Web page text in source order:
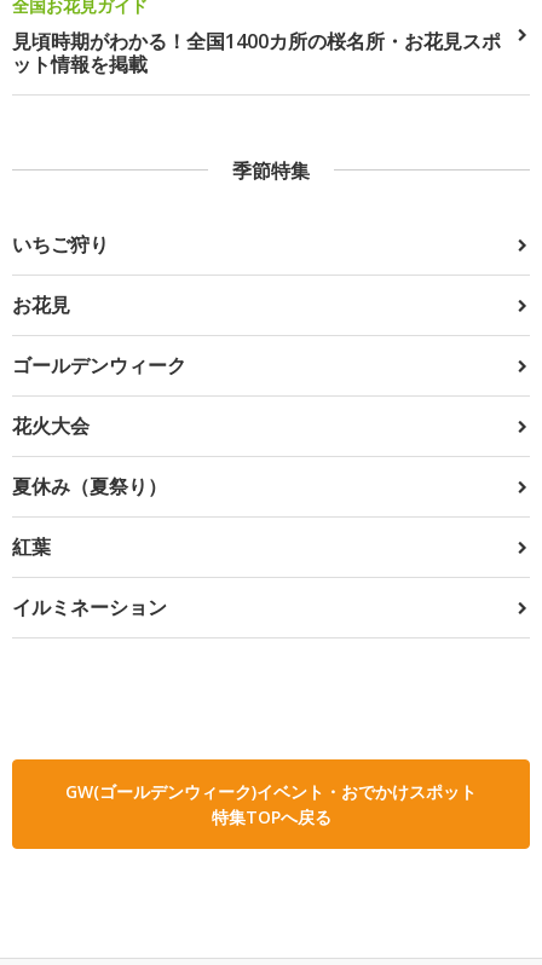
全国お花見ガイド
見頃時期がわかる！全国1400カ所の桜名所・お花見スポ
ット情報を掲載
季節特集
いちご狩り
お花見
ゴールデンウィーク
花火大会
夏休み（夏祭り）
紅葉
イルミネーション
GW(ゴールデンウィーク)イベント・おでかけスポット
特集TOPへ戻る